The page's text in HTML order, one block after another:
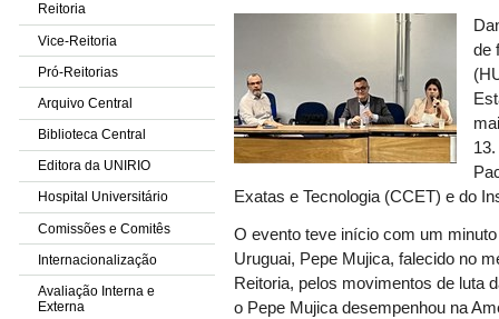
Reitoria
Vice-Reitoria
Pró-Reitorias
Arquivo Central
Biblioteca Central
Editora da UNIRIO
Hospital Universitário
Comissões e Comitês
Internacionalização
Avaliação Interna e
Externa
de
Exatas e Tecnologia (CCET) e do
O evento teve início com um
Uruguai, Pepe Mujica, falecido no
Reitoria, pelos movimentos de luta
o Pepe Mujica desempenhou na